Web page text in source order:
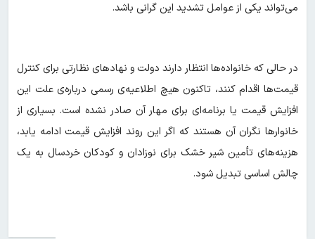
می‌تواند یکی از عوامل تشدید این گرانی باشد.
در حالی که خانواده‌ها انتظار دارند دولت و نهادهای نظارتی برای کنترل
قیمت‌ها اقدام کنند، تاکنون هیچ اطلاعیه‌ی رسمی درباره‌ی علت این
افزایش قیمت یا برنامه‌ای برای مهار آن صادر نشده است. بسیاری از
خانوارها نگران آن هستند که اگر این روند افزایش قیمت ادامه یابد،
هزینه‌های تأمین شیر خشک برای نوزادان و کودکان خردسال به یک
چالش اساسی تبدیل شود.